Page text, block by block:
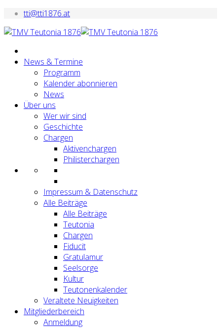
tti@tti1876.at
News & Termine
Programm
Kalender abonnieren
News
Über uns
Wer wir sind
Geschichte
Chargen
Aktivenchargen
Philisterchargen
Impressum & Datenschutz
Alle Beiträge
Alle Beiträge
Teutonia
Chargen
Fiducit
Gratulamur
Seelsorge
Kultur
Teutonenkalender
Veraltete Neuigkeiten
Mitgliederbereich
Anmeldung